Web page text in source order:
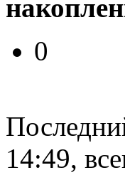
0
14:49,